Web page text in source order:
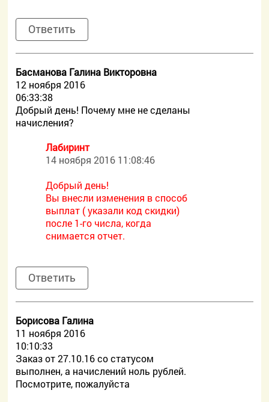
Ответить
Басманова Галина Викторовна
12 ноября 2016
06:33:38
Добрый день! Почему мне не сделаны
начисления?
Лабиринт
14 ноября 2016 11:08:46
Добрый день!
Вы внесли изменения в способ
выплат ( указали код скидки)
после 1-го числа, когда
снимается отчет.
Ответить
Борисова Галина
11 ноября 2016
10:10:33
Заказ от 27.10.16 со статусом
выполнен, а начислений ноль рублей.
Посмотрите, пожалуйста